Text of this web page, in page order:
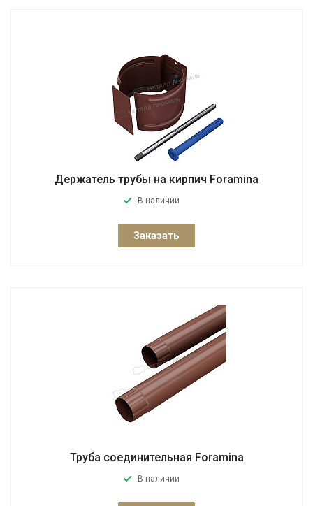
Держатель трубы на кирпич Foramina
В наличии
Заказать
Труба соединительная Foramina
В наличии